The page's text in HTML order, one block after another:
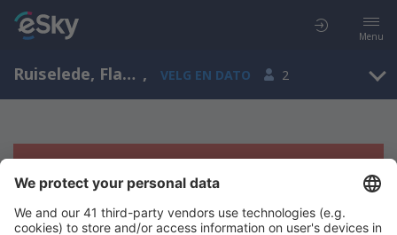
Menu
Ruiselede, Flanders, Belgia , VELG EN DATO 2
Beklager, søket ga ingen resultater